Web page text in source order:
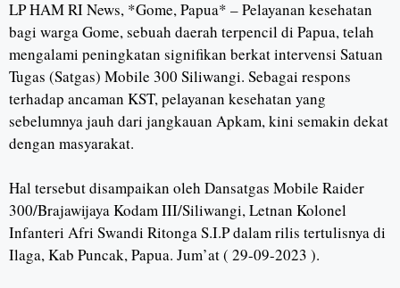
LP HAM RI News, *Gome, Papua* – Pelayanan kesehatan
bagi warga Gome, sebuah daerah terpencil di Papua, telah
mengalami peningkatan signifikan berkat intervensi Satuan
Tugas (Satgas) Mobile 300 Siliwangi. Sebagai respons
terhadap ancaman KST, pelayanan kesehatan yang
sebelumnya jauh dari jangkauan Apkam, kini semakin dekat
dengan masyarakat.
Hal tersebut disampaikan oleh Dansatgas Mobile Raider
300/Brajawijaya Kodam III/Siliwangi, Letnan Kolonel
Infanteri Afri Swandi Ritonga S.I.P dalam rilis tertulisnya di
Ilaga, Kab Puncak, Papua. Jum’at ( 29-09-2023 ).